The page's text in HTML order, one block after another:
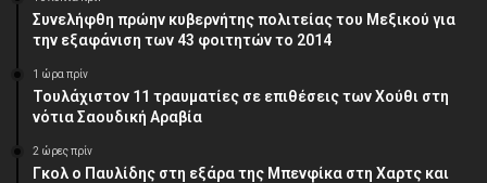
Συνελήφθη πρώην κυβερνήτης πολιτείας του Μεξικού για
την εξαφάνιση των 43 φοιτητών το 2014
1 ώρα πρίν
Τουλάχιστον 11 τραυματίες σε επιθέσεις των Χούθι στη
νότια Σαουδική Αραβία
2 ώρες πρίν
Γκολ ο Παυλίδης στη εξάρα της Μπενφίκα στη Χαρτς και